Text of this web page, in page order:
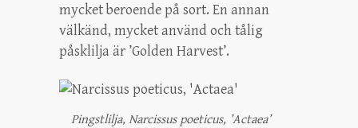
mycket beroende på sort. En annan
välkänd, mycket använd och tålig
påsklilja är ’Golden Harvest’.
Pingstlilja, Narcissus poeticus, ’Actaea’